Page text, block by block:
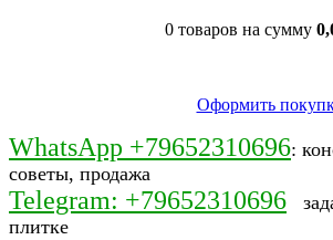
0 товаров на сумму
Оформить
WhatsApp +79652310696:
советы, продажа
Telegram: +79652310696
плитке